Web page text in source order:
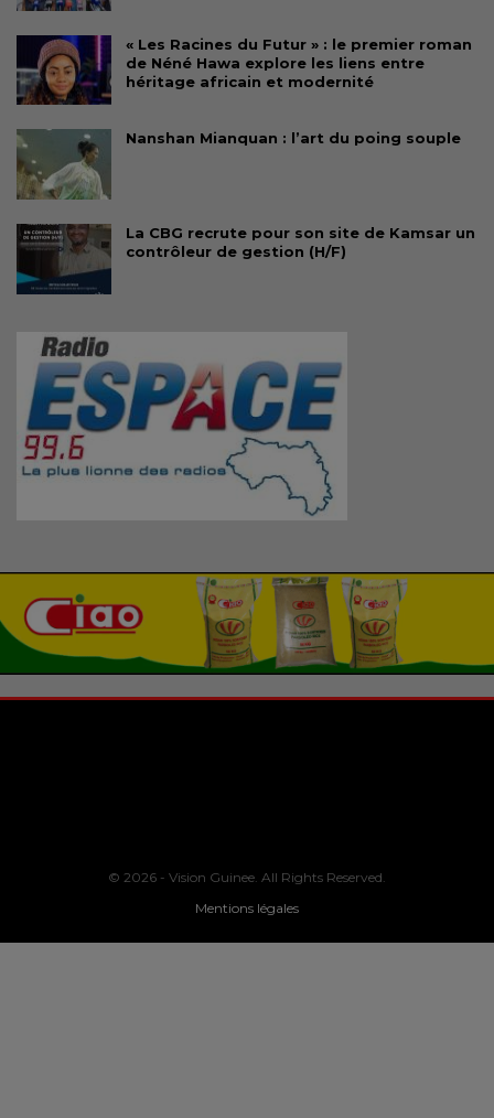
« Les Racines du Futur » : le premier roman
de Néné Hawa explore les liens entre
héritage africain et modernité
Nanshan Mianquan : l’art du poing souple
La CBG recrute pour son site de Kamsar un
contrôleur de gestion (H/F)
© 2026 - Vision Guinee. All Rights Reserved.
Mentions légales